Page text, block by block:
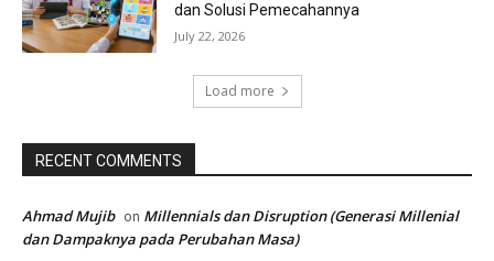
dan Solusi Pemecahannya
July 22, 2026
Load more
RECENT COMMENTS
Ahmad Mujib on Millennials dan Disruption (Generasi Millenial
dan Dampaknya pada Perubahan Masa)